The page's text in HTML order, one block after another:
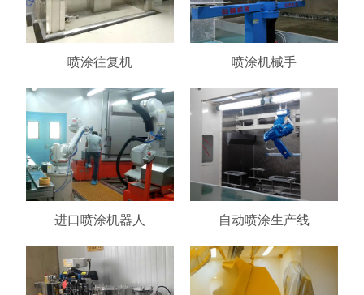
喷涂往复机 喷涂机械手
进口喷涂机器人 自动喷涂生产线